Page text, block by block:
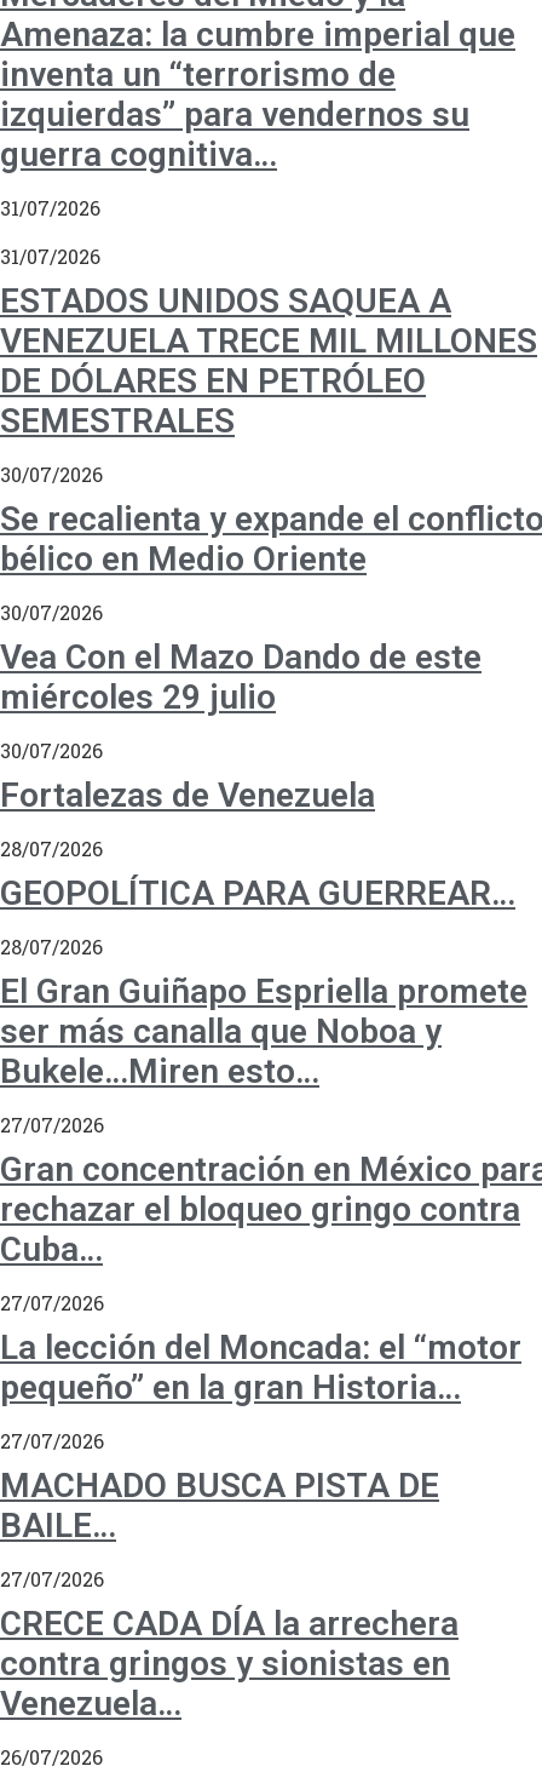
Amenaza: la cumbre imperial que
inventa un “terrorismo de
izquierdas” para vendernos su
guerra cognitiva…
31/07/2026
31/07/2026
ESTADOS UNIDOS SAQUEA A
VENEZUELA TRECE MIL MILLONES
DE DÓLARES EN PETRÓLEO
SEMESTRALES
30/07/2026
Se recalienta y expande el
bélico en Medio Oriente
30/07/2026
Vea Con el Mazo Dando de este
miércoles 29 julio
30/07/2026
Fortalezas de Venezuela
28/07/2026
GEOPOLÍTICA PARA GUERREAR…
28/07/2026
El Gran Guiñapo Espriella promete
ser más canalla que Noboa y
Bukele…Miren esto…
27/07/2026
Gran concentración en México
rechazar el bloqueo gringo contra
Cuba…
27/07/2026
La lección del Moncada: el “motor
pequeño” en la gran Historia…
27/07/2026
MACHADO BUSCA PISTA DE
BAILE…
27/07/2026
CRECE CADA DÍA la arrechera
contra gringos y sionistas en
Venezuela…
26/07/2026